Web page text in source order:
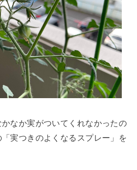
なか実がついてくれなかったの
実つきのよくなるスプレー」を